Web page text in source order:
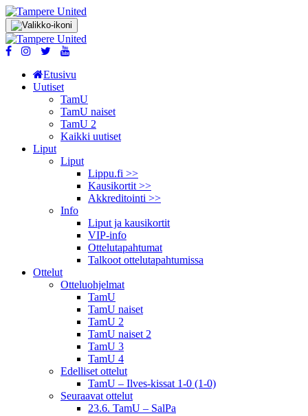
Etusivu
Uutiset
TamU
TamU naiset
TamU 2
Kaikki uutiset
Liput
Liput
Lippu.fi >>
Kausikortit >>
Akkreditointi >>
Info
Liput ja kausikortit
VIP-info
Ottelutapahtumat
Talkoot ottelu­tapahtumissa
Ottelut
Otteluohjelmat
TamU
TamU naiset
TamU 2
TamU naiset 2
TamU 3
TamU 4
Edelliset ottelut
TamU – Ilves-kissat 1-0 (1-0)
Seuraavat ottelut
23.6. TamU – SalPa